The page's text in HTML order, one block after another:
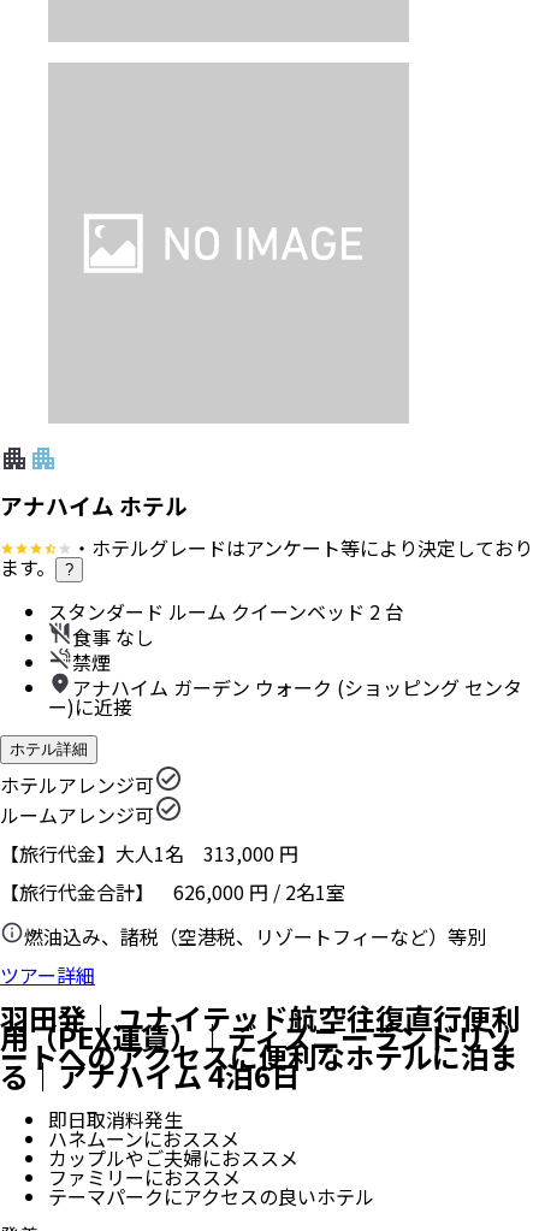
アナハイム ホテル
・ホテルグレードはアンケート等により決定しており
ます。 ?
スタンダード ルーム クイーンベッド 2 台
食事 なし
禁煙
アナハイム ガーデン ウォーク (ショッピング センタ
ー)に近接
ホテル詳細
ホテルアレンジ可
ルームアレンジ可
【旅行代金】大人1名 313,000 円
【旅行代金合計】 626,000 円 / 2名1室
燃油込み、諸税（空港税、リゾートフィーなど）等別
ツアー詳細
羽田発｜ユナイテッド航空往復直行便利
用（PEX運賃）｜ディズニーランドリゾ
ートへのアクセスに便利なホテルに泊ま
る｜アナハイム 4泊6日
即日取消料発生
ハネムーンにおススメ
カップルやご夫婦におススメ
ファミリーにおススメ
テーマパークにアクセスの良いホテル